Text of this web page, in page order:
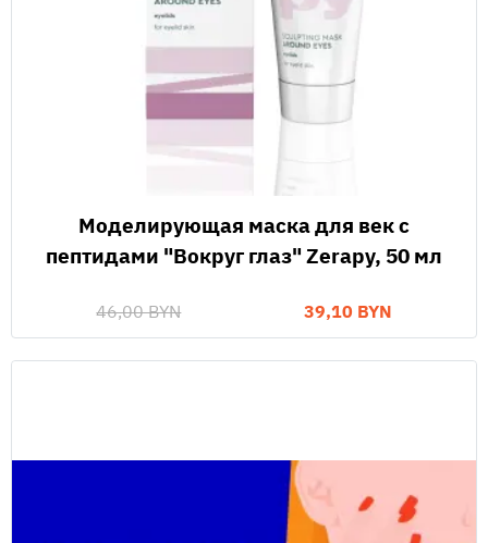
Моделирующая маска для век с
пептидами "Вокруг глаз" Zerapy, 50 мл
46,00 BYN 39,10 BYN